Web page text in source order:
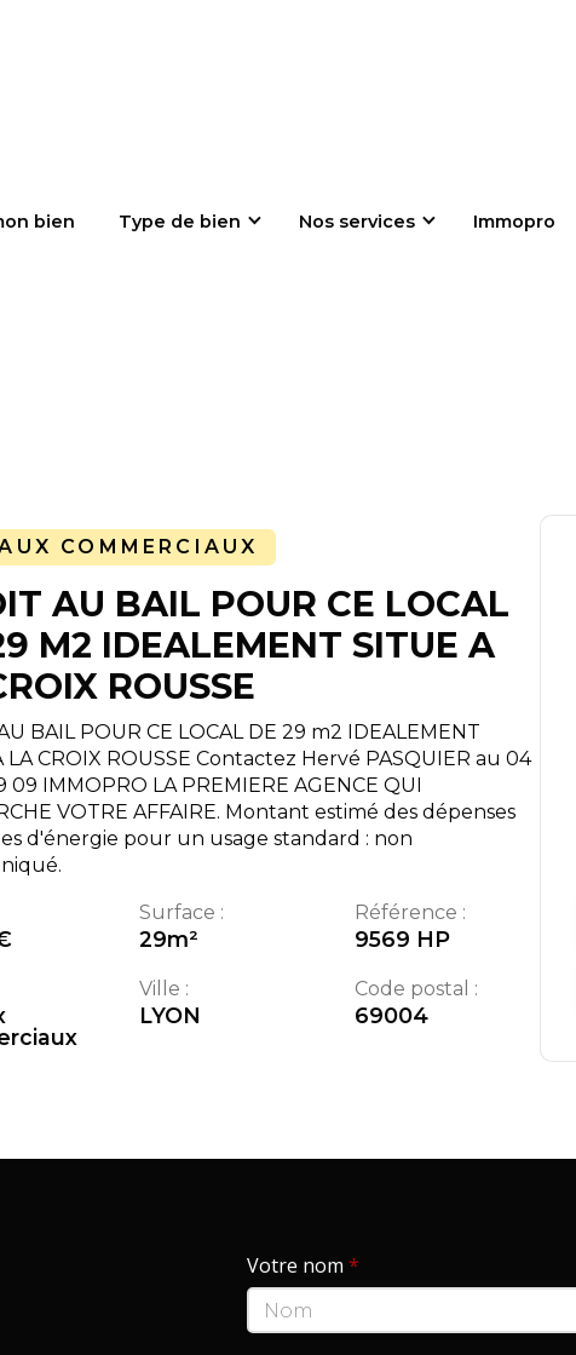
bien Type de bien Nos services Immopro
COMMERCIAUX
AU BAIL POUR CE LOCAL
M2 IDEALEMENT SITUE A
ROUSSE
BAIL POUR CE LOCAL DE 29 m2 IDEALEMENT
LA CROIX ROUSSE Contactez Hervé PASQUIER au 04
09 IMMOPRO LA PREMIERE AGENCE QUI
VOTRE AFFAIRE. Montant estimé des dépenses
d'énergie pour un usage standard : non
Surface :
29m²
Référence :
9569 HP
Ville :
LYON
Code postal :
69004
Votre nom *